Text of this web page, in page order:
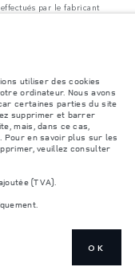
par le fabricant
ne comprennent pas
de véhicule standard.
point de fabrication
total en charge du
utile ne sont pas
occupants, des liquides
les spécifications de
et par conséquent, les
utiliser des cookies
ordinateur. Nous avons
certaines parties du site
supprimer et barrer
mais, dans ce cas,
en savoir plus sur les
veuillez consulter
(TVA).
OK